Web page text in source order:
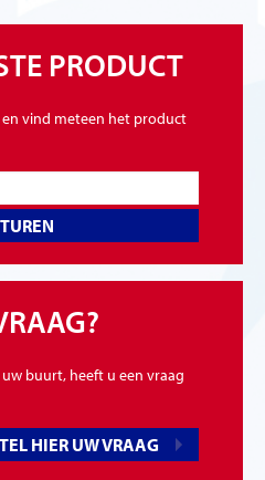
PRODUCT
vind meteen het product
buurt, heeft u een vraag
HIER UW VRAAG